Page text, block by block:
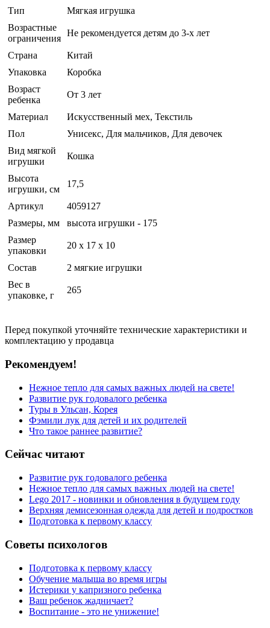
Тип
Мягкая игрушка
Возрастные
ограничения
Не рекомендуется детям до 3-х лет
Страна
Китай
Упаковка
Коробка
Возраст
ребенка
От 3 лет
Материал
Искусственный мех, Текстиль
Пол
Унисекс, Для мальчиков, Для девочек
Вид мягкой
игрушки
Кошка
Высота
игрушки, см
17,5
Артикул
4059127
Размеры, мм
высота игрушки - 175
Размер
упаковки
20 x 17 x 10
Состав
2 мягкие игрушки
Вес в
упаковке, г
265
Перед покупкой уточняйте технические характеристики и
комплектацию у продавца
Рекомендуем!
Нежное тепло для самых важных людей на свете!
Развитие рук годовалого ребенка
Туры в Ульсан, Корея
Фэмили лук для детей и их родителей
Что такое раннее развитие?
Сейчас читают
Развитие рук годовалого ребенка
Нежное тепло для самых важных людей на свете!
Lego 2017 - новинки и обновления в будущем году
Верхняя демисезонная одежда для детей и подростков
Подготовка к первому классу
Советы психологов
Подготовка к первому классу
Обучение малыша во время игры
Истерики у капризного ребенка
Ваш ребенок жадничает?
Воспитание - это не унижение!